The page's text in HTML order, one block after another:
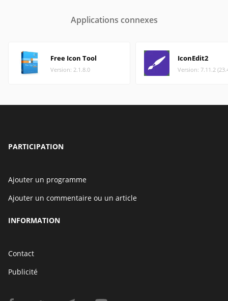
Applications connexes
Free Icon Tool
Version: 2.1.8.0
IconEdit2
Version: 7.11.2
PARTICIPATION
Ajouter un programme
Ajouter un commentaire ou un article
INFORMATION
Contact
Publicité